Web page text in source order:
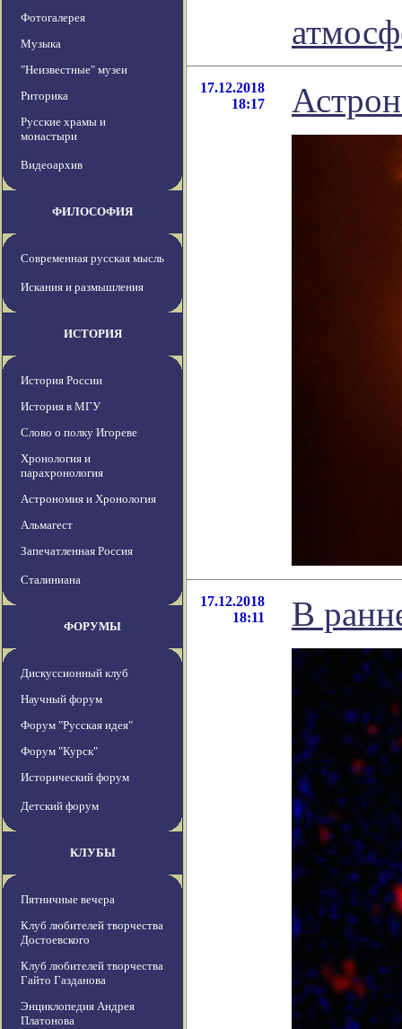
Фотогалерея
Музыка
"Неизвестные" музеи
Риторика
Русские храмы и
монастыри
Видеоархив
ФИЛОСОФИЯ
Современная русская мысль
Искания и размышления
ИСТОРИЯ
История России
История в МГУ
Слово о полку Игореве
Хронология и
парахронология
Астрономия и Хронология
Альмагест
Запечатленная Россия
Сталиниана
ФОРУМЫ
Дискуссионный клуб
Научный форум
Форум "Русская идея"
Форум "Курск"
Исторический форум
Детский форум
КЛУБЫ
Пятничные вечера
Клуб любителей творчества
Достоевского
Клуб любителей творчества
Гайто Газданова
Энциклопедия Андрея
Платонова
17.12.2018
18:17
17.12.2018
18:11
В